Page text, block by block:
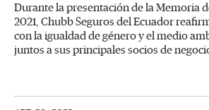
Durante la presentación de la Memoria
2021, Chubb Seguros del Ecuador
con la igualdad de género y el medio
juntos a sus principales socios de